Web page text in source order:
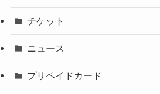
チケット
ニュース
プリペイドカード